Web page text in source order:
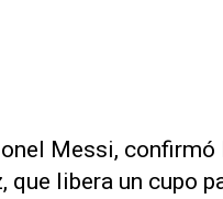
Messi,
libera un cupo